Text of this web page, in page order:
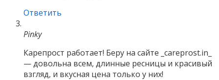
Ответить
Pinky
Карепрост работает! Беру на сайте _careprost.in_
— довольна всем, длинные ресницы и красивый
взгляд, и вкусная цена только у них!